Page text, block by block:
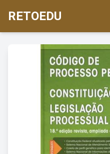
RETOEDU